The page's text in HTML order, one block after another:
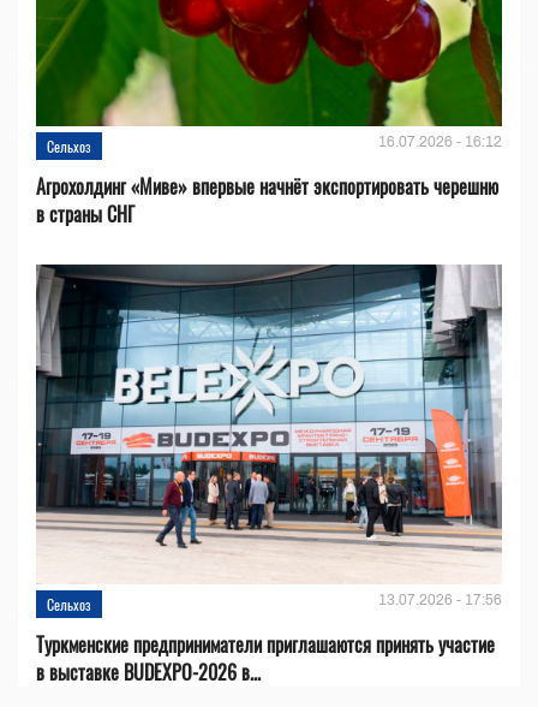
Сельхоз 16.07.2026 - 16:12
Агрохолдинг «Миве» впервые начнёт экспортировать черешню
в страны СНГ
Сельхоз 13.07.2026 - 17:56
Туркменские предприниматели приглашаются принять участие
в выставке BUDEXPO-2026 в...